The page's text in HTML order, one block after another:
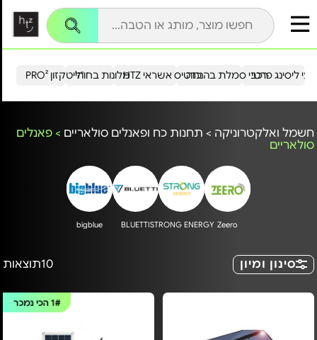
הייטקזון PRO²מלונות בחו"ל כרטיס אשראי HTZ ליסינג פרטירכבי סמלת בהנחה
חשמל ואלקטרוניקה > תחנות כח ופאנלים סולאריים > פאנלים
סולאריים
Zeero
STRONG ENERGY
BLUETTI
bigblue
סינון ומיון 10תוצאות
1#הכי נמכר